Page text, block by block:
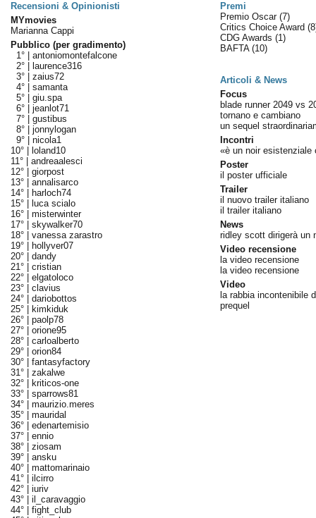
Recensioni & Opinionisti
Premi
MYmovies
Marianna Cappi
Pubblico (per gradimento)
1° | antoniomontefalcone
2° |
laurence316
3° | zaius72
4° | samanta
5° | giu.spa
6° | jeanlot71
7° | gustibus
8° | jonnylogan
9° | nicola1
10° |
loland10
11° | andreaalesci
12° | giorpost
13° | annalisarco
14° |
harloch74
15° |
luca scialo
16° | misterwinter
17° | skywalker70
18° | vanessa zarastro
19° |
hollyver07
20° | dandy
21° | cristian
22° | elgatoloco
23° | clavius
24° | dariobottos
25° |
kimkiduk
26° | paolp78
27° | orione95
28° | carloalberto
29° | orion84
30° | fantasyfactory
31° | zakalwe
32° |
kriticos-one
33° | sparrows81
34° | maurizio.meres
35° | mauridal
36° | edenartemisio
37° | ennio
38° | ziosam
39° | ansku
40° | mattomarinaio
41° | ilcirro
42° | iuriv
43° | il_caravaggio
44° | fight_club
Premio Oscar (7)
Critics Choice Award
CDG Awards (1)
BAFTA (10)
Articoli & News
Focus
blade runner 2049 vs
tornano e cambiano
un sequel
Incontri
«è un noir esistenziale
Poster
il poster ufficiale
Trailer
il nuovo trailer italiano
il trailer italiano
News
ridley scott dirigerà un
Video recensione
la video recensione
la video recensione
Video
la rabbia incontenibile
prequel